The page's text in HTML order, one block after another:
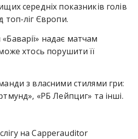
середніх показників голів
топ-ліг Європи.
надає матчам
хтось порушити її
з власними стилями гри:
«РБ Лейпциг» та інші.
на Capperauditor